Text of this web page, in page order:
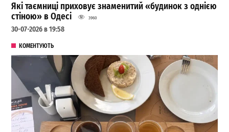
Які таємниці приховує знаменитий «будинок з однією
стіною» в Одесі
3960
30-07-2026 в 19:58
КОМЕНТУЮТЬ